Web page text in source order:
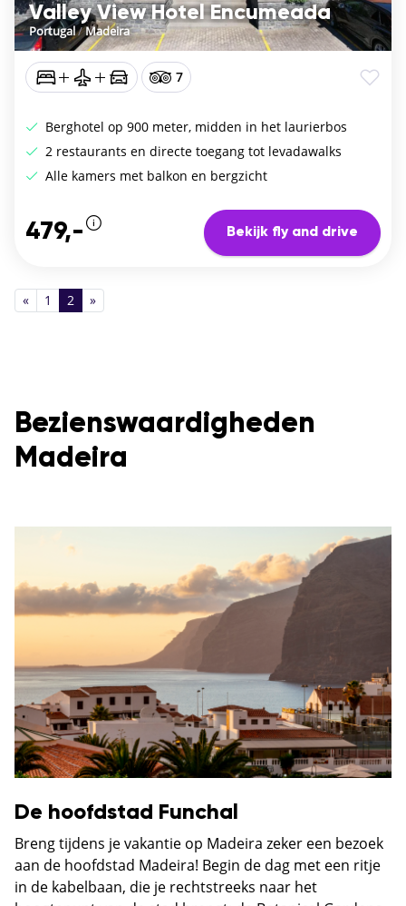
Valley View Hotel Encumeada
Portugal/Madeira
7
Berghotel op 900 meter, midden in het laurierbos
2 restaurants en directe toegang tot levadawalks
Alle kamers met balkon en bergzicht
479,- Bekijk fly and drive
« 1 2 »
Bezienswaardigheden
Madeira
De hoofdstad Funchal
Breng tijdens je vakantie op Madeira zeker een bezoek
aan de hoofdstad Madeira! Begin de dag met een ritje
in de kabelbaan, die je rechtstreeks naar het